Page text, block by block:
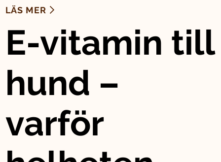
LÄS MER
E-vitamin till
hund –
varför